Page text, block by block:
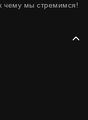
чему мы стремимся!